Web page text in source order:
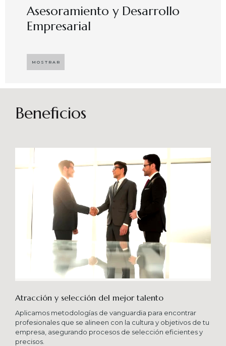
Asesoramiento y Desarrollo
Empresarial
desarrollar el compromiso y motivación en el
capital humano en ambientes de trabajo más
sostenibles en el tiempo. Brindando soporte
especializado en proyectos integrales que
potencien su crecimiento en los niveles
esperados combinando una serie de buenas
prácticas y diversas metodologías.
MOSTRAR
Beneficios
Atracción y selección del mejor talento
Aplicamos metodologías de vanguardia para encontrar
profesionales que se alineen con la cultura y objetivos de tu
empresa, asegurando procesos de selección eficientes y
precisos.